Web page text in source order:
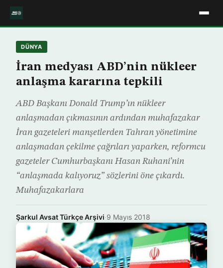
DÜNYA
İran medyası ABD’nin nükleer
anlaşma kararına tepkili
ABD Başkanı Donald Trump’ın nükleer
anlaşmadan çıkmasının ardından muhafazakar
İran gazeteleri manşetlerden Tahran yönetimine
anlaşmadan çekilme çağrıları yaparken, reformcu
gazeteler Cumhurbaşkanı Hasan Ruhani’nin
“anlaşmada kalıyoruz” sözlerini öne çıkardı.
Muhafazakarlara
Şarkul Avsat Türkçe Arşivi·9 Mayıs 2018